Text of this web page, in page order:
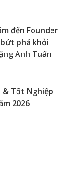
đến Founder
phá khỏi
Anh Tuấn
& Tốt Nghiệp
2026